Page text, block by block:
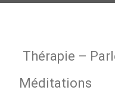
Thérapie –
Méditations